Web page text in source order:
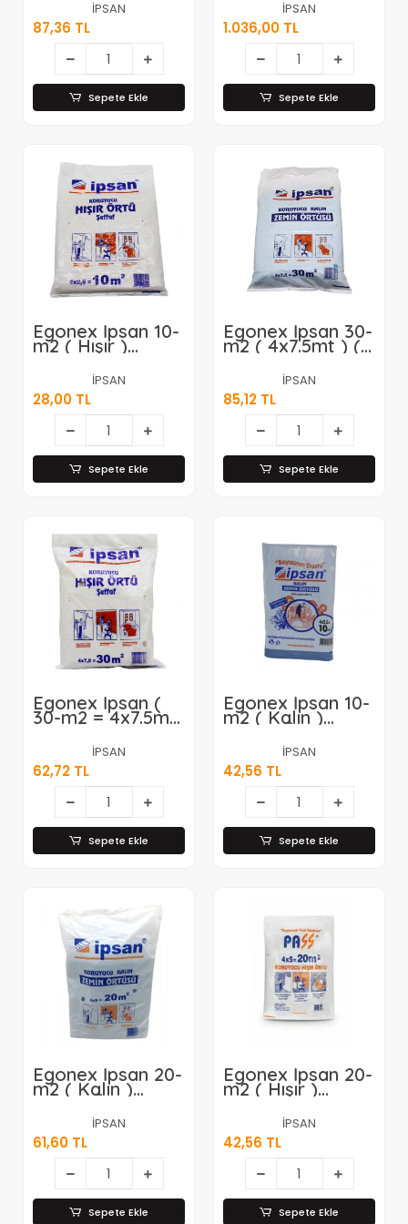
İPSAN
87,36 TL
Sepete Ekle
200mt*1İPSAN
1.036,00 TL
Sepete Ekle
Egonex İpsan 10-
m2 ( Hışır )
Şeffaf Koruyucu
Örtü*40İPSAN
28,00 TL
Sepete Ekle
Egonex İpsan 30-
m2 ( 4x7.5mt ) (
Kalın ) Zemin
Örtüsü*20
İPSAN
85,12 TL
Sepete Ekle
Egonex İpsan (
30-m2 = 4x7.5mt
) ( Hışır ) Şeffaf
Koruyucu
Örtü*20İPSAN
62,72 TL
Sepete Ekle
Egonex İpsan 10-
m2 ( Kalın )
Zemin Örtü*40
İPSAN
42,56 TL
Sepete Ekle
Egonex İpsan 20-
m2 ( Kalın )
Zemin Örtüsü*30
İPSAN
61,60 TL
Sepete Ekle
Egonex İpsan 20-
m2 ( Hışır )
Şeffaf Koruyucu
Örtü*30İPSAN
42,56 TL
Sepete Ekle